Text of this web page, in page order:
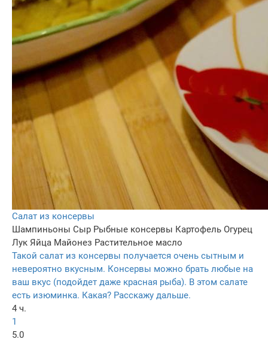
Салат из консервы
Шампиньоны Сыр Рыбные консервы Картофель Огурец
Лук Яйца Майонез Растительное масло
Такой салат из консервы получается очень сытным и
невероятно вкусным. Консервы можно брать любые на
ваш вкус (подойдет даже красная рыба). В этом салате
есть изюминка. Какая? Расскажу дальше.
4 ч.
1
5.0